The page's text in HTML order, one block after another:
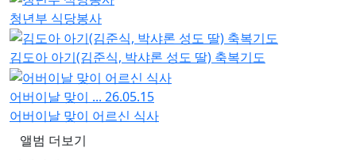
청년부 식당봉사
김도아 아기(김준식, 박샤론 성도 딸) 축복기도
어버이날 맞이 ... 26.05.15
어버이날 맞이 어르신 식사
앨범 더보기